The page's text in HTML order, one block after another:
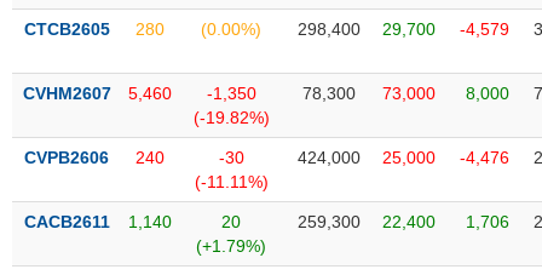
CTCB2605 280 (0.00%) 298,400 29,700 -4,579
CVHM2607 5,460
-1,350
(-19.82%)
78,300 73,000 8,000
CVPB2606 240
-30
(-11.11%)
424,000 25,000 -4,476
CACB2611 1,140
20
(+1.79%)
259,300 22,400 1,706
TÀI
CÔNG
THÔNG